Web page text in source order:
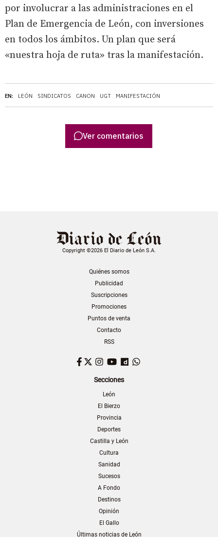
EN: LEÓN SINDICATOS CANON UGT MANIFESTACIÓN
por involucrar a las administraciones en el
Plan de Emergencia de León, con inversiones
en todos los ámbitos. Un plan que será
«nuestra hoja de ruta» tras la manifestación.
Ver comentarios
Copyright ©2026 El Diario de León S.A.
Quiénes somos
Publicidad
Suscripciones
Promociones
Puntos de venta
Contacto
RSS
Facebook
TwitterInstagram
YouTubeDailymotion
Secciones
León
El Bierzo
Provincia
Deportes
Castilla y León
Cultura
Sanidad
Sucesos
A Fondo
Destinos
Opinión
El Gallo
Últimas noticias de León